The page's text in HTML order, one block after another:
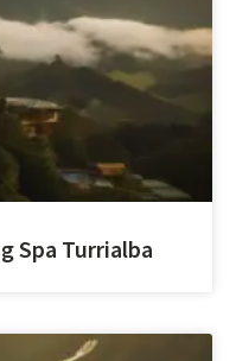
Spa Turrialba